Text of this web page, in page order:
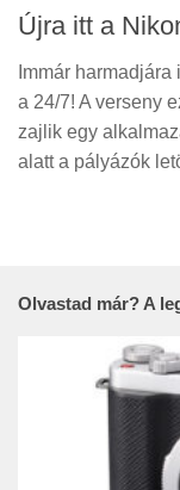
Újra itt a
Immár
a 24/7! A verseny
zajlik egy
alatt a pályázók
Olvastad már? A